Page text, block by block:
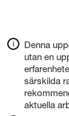
Denna
utan en
särskilda
aktuella